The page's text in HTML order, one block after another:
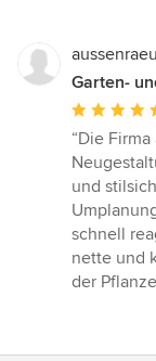
Garten-
5
von
5
Sternen
“Die
und
schnell
nette und
der